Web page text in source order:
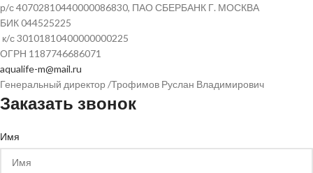
р/с40702810440000086830, ПАО СБЕРБАНК Г. МОСКВА
БИК044525225
к/с30101810400000000225
ОГРН 1187746686071
aqualife-m@mail.ru
Генеральный директор /Трофимов Руслан Владимирович
Заказать звонок
Имя